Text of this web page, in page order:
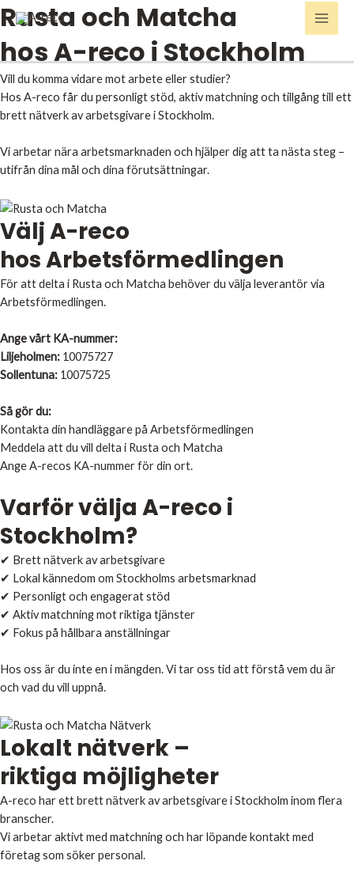
Hoppa
till
innehåll
Main
Rusta och Matcha
hos A-reco i Stockholm
Vill du komma vidare mot arbete eller studier?
Hos A-reco får du personligt stöd, aktiv matchning och tillgång till ett
brett nätverk av arbetsgivare i Stockholm.
Vi arbetar nära arbetsmarknaden och hjälper dig att ta nästa steg –
utifrån dina mål och dina förutsättningar.
Välj A-reco
hos Arbetsförmedlingen
För att delta i Rusta och Matcha behöver du välja leverantör via
Arbetsförmedlingen.
Ange vårt KA-nummer:
Liljeholmen: 10075727
Sollentuna: 10075725
Så gör du:
Kontakta din handläggare på Arbetsförmedlingen
Meddela att du vill delta i Rusta och Matcha
Ange A-recos KA-nummer för din ort.
Varför välja A-reco i
Stockholm?
✔ Brett nätverk av arbetsgivare
✔ Lokal kännedom om Stockholms arbetsmarknad
✔ Personligt och engagerat stöd
✔ Aktiv matchning mot riktiga tjänster
✔ Fokus på hållbara anställningar
Hos oss är du inte en i mängden. Vi tar oss tid att förstå vem du är
och vad du vill uppnå.
Lokalt nätverk –
riktiga möjligheter
A-reco har ett brett nätverk av arbetsgivare i Stockholm inom flera
branscher.
Vi arbetar aktivt med matchning och har löpande kontakt med
företag som söker personal.